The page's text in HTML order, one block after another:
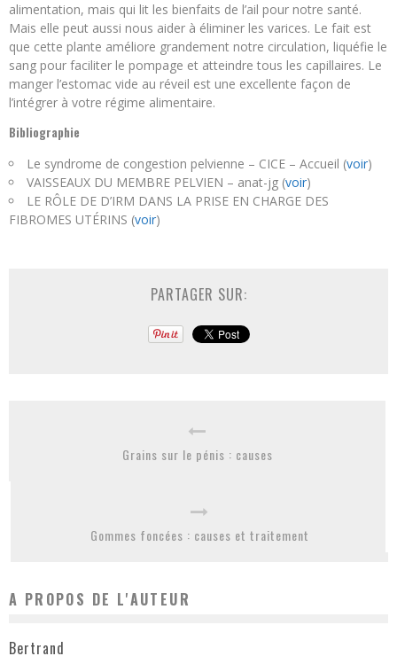
alimentation, mais qui lit les bienfaits de l’ail pour notre santé.
Mais elle peut aussi nous aider à éliminer les varices. Le fait est
que cette plante améliore grandement notre circulation, liquéfie le
sang pour faciliter le pompage et atteindre tous les capillaires. Le
manger l’estomac vide au réveil est une excellente façon de
l’intégrer à votre régime alimentaire.
Bibliographie
Le syndrome de congestion pelvienne – CICE – Accueil (voir)
VAISSEAUX DU MEMBRE PELVIEN – anat-jg (voir)
LE RÔLE DE D’IRM DANS LA PRISE EN CHARGE DES
FIBROMES UTÉRINS (voir)
PARTAGER SUR:
Grains sur le pénis : causes
Gommes foncées : causes et traitement
A PROPOS DE L'AUTEUR
Bertrand